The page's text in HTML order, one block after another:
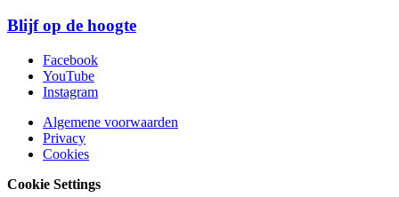
Blijf op de hoogte
Facebook
YouTube
Instagram
Algemene voorwaarden
Privacy
Cookies
Cookie Settings